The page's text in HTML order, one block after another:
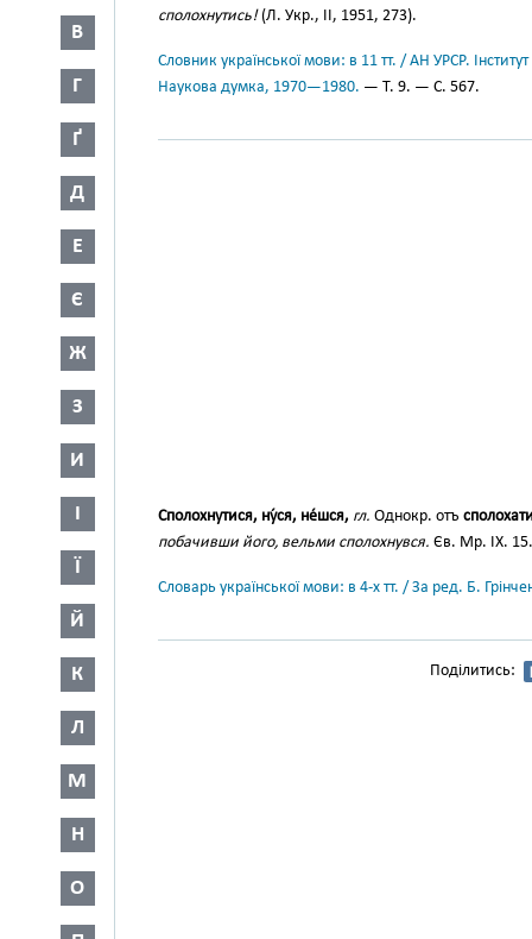
В
Г
Ґ
Д
Е
Є
Ж
З
И
І
Ї
Й
К
Л
М
Н
О
сполохнутись!(Л. Укр., II, 1951, 273).
Словник української мови: в 11 тт. / АН УРСР.
Наукова думка, 1970—1980. — Т. 9. — С. 567.
Сполохнутися, ну́ся, не́шся, гл. Однокр. отъ
побачивши його, вельми сполохнувся. Єв. Мр. IX. 15.
Словарь української мови: в 4-х тт. / За ред. Б.
Поділитись: